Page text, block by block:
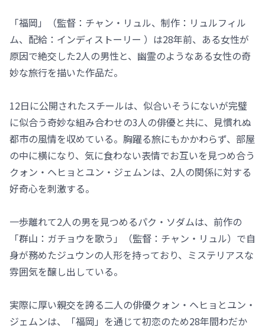
「福岡」（監督：チャン・リュル、制作：リュルフィル
ム、配給：インディストーリー ）は28年前、ある女性が
原因で絶交した2人の男性と、幽霊のようなある女性の奇
妙な旅行を描いた作品だ。
12日に公開されたスチールは、似合いそうにないが完璧
に似合う奇妙な組み合わせの3人の俳優と共に、見慣れぬ
都市の風情を収めている。胸躍る旅にもかかわらず、部屋
の中に横になり、気に食わない表情でお互いを見つめ合う
クォン・ヘヒョとユン・ジェムンは、2人の関係に対する
好奇心を刺激する。
一歩離れて2人の男を見つめるパク・ソダムは、前作の
「群山：ガチョウを歌う」（監督：チャン・リュル）で自
身が務めたジュウンの人形を持っており、ミステリアスな
雰囲気を醸し出している。
実際に厚い親交を誇る二人の俳優クォン・ヘヒョとユン・
ジェムンは、「福岡」を通じて初恋のため28年間わだか